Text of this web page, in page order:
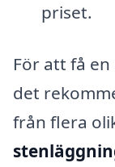
priset.
För att få
det
från flera